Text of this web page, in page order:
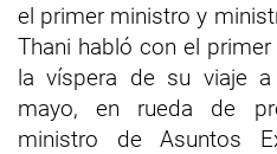
el primer ministro y
Thani habló con el
la víspera de su viaje
mayo, en rueda de
ministro de Asuntos